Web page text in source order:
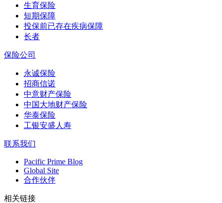
生育保险
短期保障
投保前已存在疾病保障
长者
保险公司
永诚保险
招商信诺
中意财产保险
中国大地财产保险
华泰保险
工银安盛人寿
联系我们
Pacific Prime Blog
Global Site
合作伙伴
相关链接